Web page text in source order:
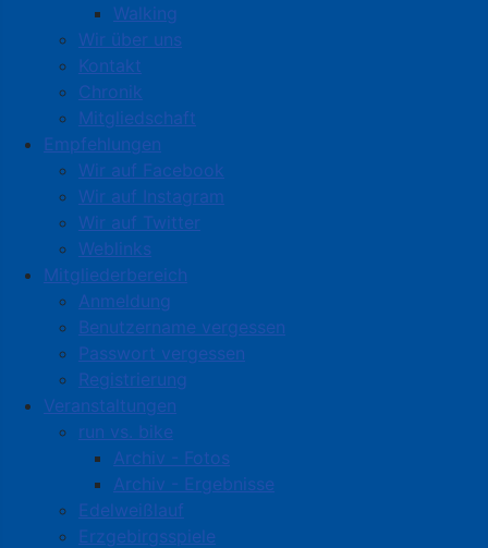
Walking
Wir über uns
Kontakt
Chronik
Mitgliedschaft
Empfehlungen
Wir auf Facebook
Wir auf Instagram
Wir auf Twitter
Weblinks
Mitgliederbereich
Anmeldung
Benutzername vergessen
Passwort vergessen
Registrierung
Veranstaltungen
run vs. bike
Archiv - Fotos
Archiv - Ergebnisse
Edelweißlauf
Erzgebirgsspiele